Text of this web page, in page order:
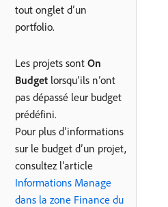
tout onglet d’un
portfolio.
Les projets sont On
Budget lorsqu’ils n’ont
pas dépassé leur budget
prédéfini.
Pour plus d’informations
sur le budget d’un projet,
consultez l’article
Informations Manage
dans la zone Finance du